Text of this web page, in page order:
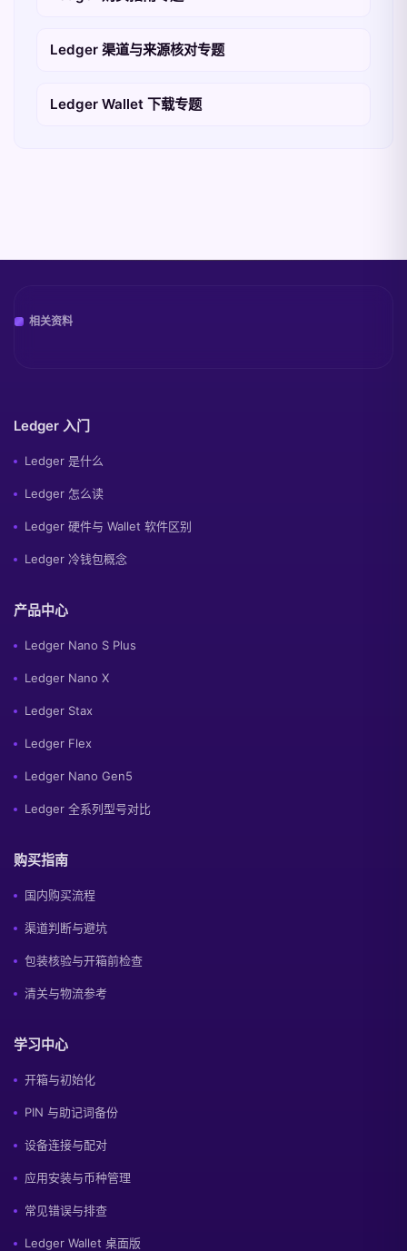
Ledger 渠道与来源核对专题
Ledger Wallet 下载专题
相关资料
Ledger 入门
Ledger 是什么
Ledger 怎么读
Ledger 硬件与 Wallet 软件区别
Ledger 冷钱包概念
产品中心
Ledger Nano S Plus
Ledger Nano X
Ledger Stax
Ledger Flex
Ledger Nano Gen5
Ledger 全系列型号对比
购买指南
国内购买流程
渠道判断与避坑
包装核验与开箱前检查
清关与物流参考
学习中心
开箱与初始化
PIN 与助记词备份
设备连接与配对
应用安装与币种管理
常见错误与排查
Ledger Wallet 桌面版